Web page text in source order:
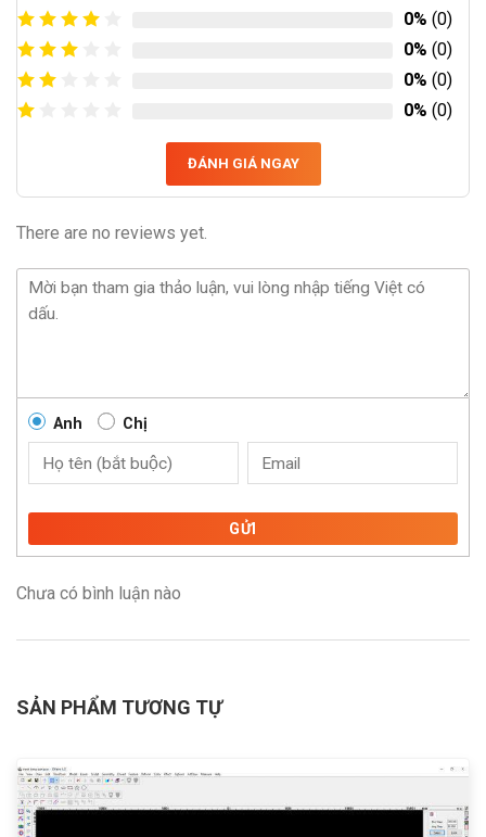
0% (0)
0% (0)
0% (0)
0% (0)
ĐÁNH GIÁ NGAY
There are no reviews yet.
Anh Chị
GỬI
Chưa có bình luận nào
SẢN PHẨM TƯƠNG TỰ